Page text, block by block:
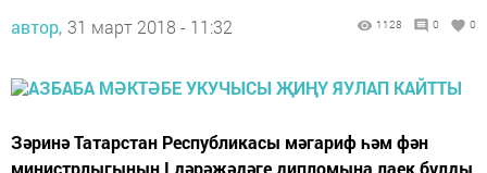
автор, 31 март 2018 - 11:32 1128 0 0
Зәринә Татарстан Республикасы мәгариф һәм фән
министрлыгының I дәрәҗәдәге дипломына лаек булды